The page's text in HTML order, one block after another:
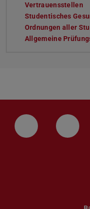
Vertrauensstellen
Studentisches
Ordnungen aller
Allgemeine
LinkedIn-